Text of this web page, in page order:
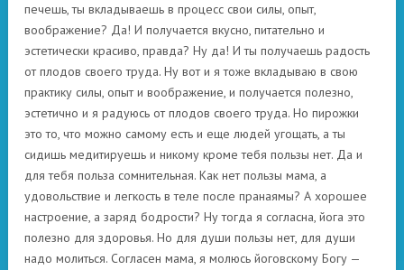
печешь, ты вкладываешь в процесс свои силы, опыт,
воображение? Да! И получается вкусно, питательно и
эстетически красиво, правда? Ну да! И ты получаешь радость
от плодов своего труда. Ну вот и я тоже вкладываю в свою
практику силы, опыт и воображение, и получается полезно,
эстетично и я радуюсь от плодов своего труда. Но пирожки
это то, что можно самому есть и еще людей угощать, а ты
сидишь медитируешь и никому кроме тебя пользы нет. Да и
для тебя польза сомнительная. Как нет пользы мама, а
удовольствие и легкость в теле после пранаямы? А хорошее
настроение, а заряд бодрости? Ну тогда я согласна, йога это
полезно для здоровья. Но для души пользы нет, для души
надо молиться. Согласен мама, я молюсь йоговскому Богу —